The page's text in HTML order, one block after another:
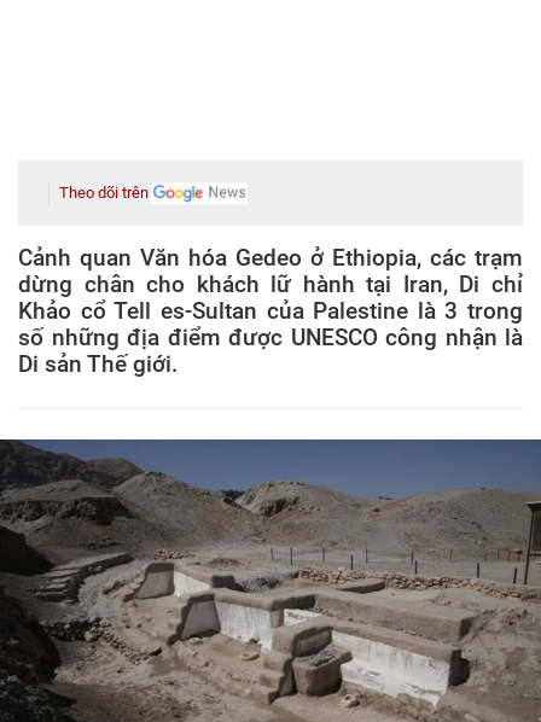
Theo dõi trên
Cảnh quan Văn hóa Gedeo ở Ethiopia, các trạm
dừng chân cho khách lữ hành tại Iran, Di chỉ
Khảo cổ Tell es-Sultan của Palestine là 3 trong
số những địa điểm được UNESCO công nhận là
Di sản Thế giới.